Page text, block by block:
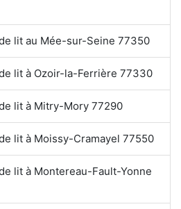
lit au Mée-sur-Seine 77350
lit à Ozoir-la-Ferrière 77330
lit à Mitry-Mory 77290
lit à Moissy-Cramayel 77550
lit à Montereau-Fault-Yonne